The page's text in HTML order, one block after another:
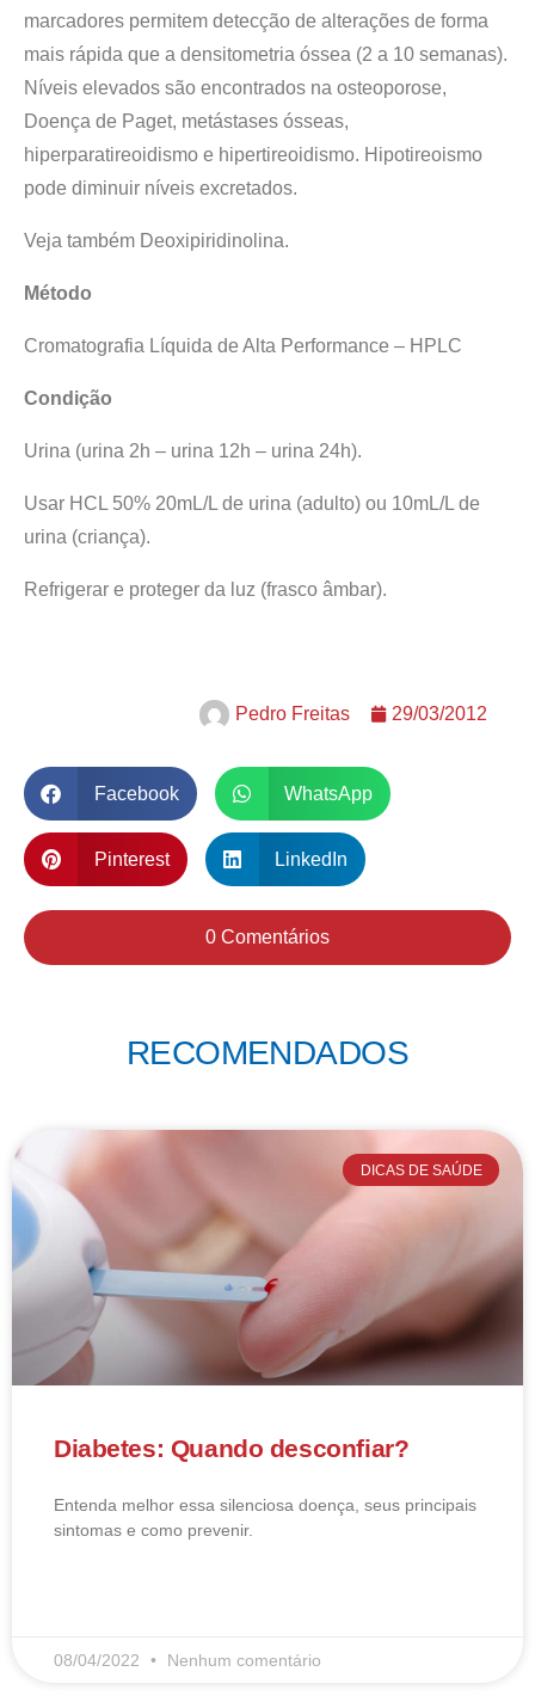
marcadores permitem detecção de alterações de forma
mais rápida que a densitometria óssea (2 a 10 semanas).
Níveis elevados são encontrados na osteoporose,
Doença de Paget, metástases ósseas,
hiperparatireoidismo e hipertireoidismo. Hipotireoismo
pode diminuir níveis excretados.
Veja também Deoxipiridinolina.
Método
Cromatografia Líquida de Alta Performance – HPLC
Condição
Urina (urina 2h – urina 12h – urina 24h).
Usar HCL 50% 20mL/L de urina (adulto) ou 10mL/L de
urina (criança).
Refrigerar e proteger da luz (frasco âmbar).
Pedro Freitas 29/03/2012
Facebook WhatsApp
Pinterest LinkedIn
0 Comentários
RECOMENDADOS
DICAS DE SAÚDE
Diabetes: Quando desconfiar?
Entenda melhor essa silenciosa doença, seus principais
sintomas e como prevenir.
08/04/2022 Nenhum comentário